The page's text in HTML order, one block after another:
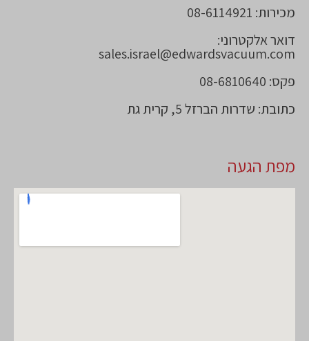
מכירות: 08-6114921
דואר אלקטרוני:
sales.israel@edwardsvacuum.com
פקס: 08-6810640
כתובת: שדרות הברזל 5, קרית גת
מפת הגעה